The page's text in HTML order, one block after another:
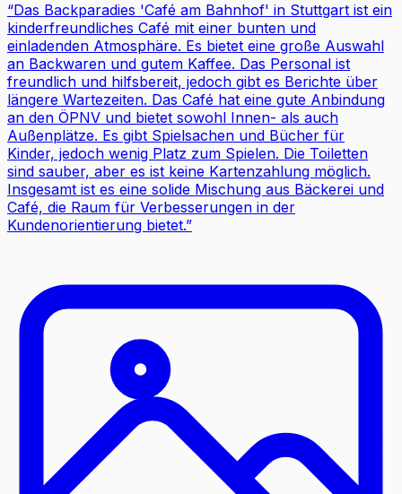
“Das Backparadies 'Café am Bahnhof' in Stuttgart ist ein
kinderfreundliches Café mit einer bunten und
einladenden Atmosphäre. Es bietet eine große Auswahl
an Backwaren und gutem Kaffee. Das Personal ist
freundlich und hilfsbereit, jedoch gibt es Berichte über
längere Wartezeiten. Das Café hat eine gute Anbindung
an den ÖPNV und bietet sowohl Innen- als auch
Außenplätze. Es gibt Spielsachen und Bücher für
Kinder, jedoch wenig Platz zum Spielen. Die Toiletten
sind sauber, aber es ist keine Kartenzahlung möglich.
Insgesamt ist es eine solide Mischung aus Bäckerei und
Café, die Raum für Verbesserungen in der
Kundenorientierung bietet.”